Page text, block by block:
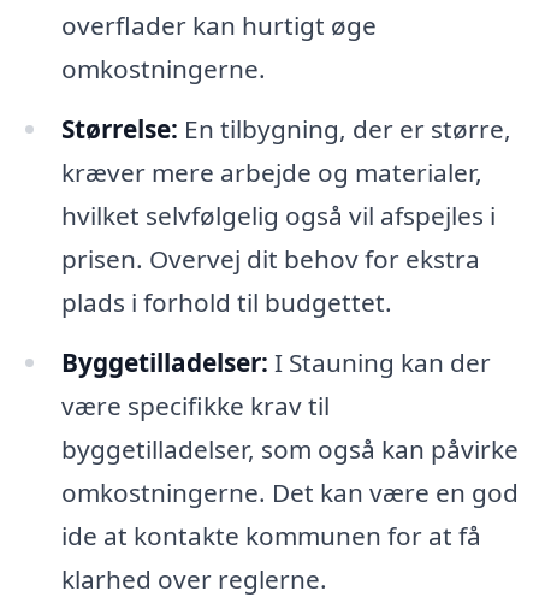
overflader kan hurtigt øge
omkostningerne.
Størrelse: En tilbygning, der er større,
kræver mere arbejde og materialer,
hvilket selvfølgelig også vil afspejles i
prisen. Overvej dit behov for ekstra
plads i forhold til budgettet.
Byggetilladelser: I Stauning kan der
være specifikke krav til
byggetilladelser, som også kan påvirke
omkostningerne. Det kan være en god
ide at kontakte kommunen for at få
klarhed over reglerne.